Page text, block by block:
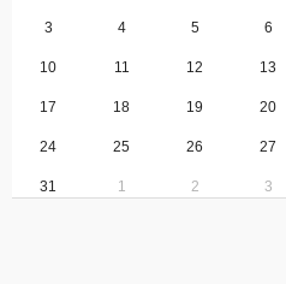
3 4 5 6
10 11 12 13
17 18 19 20
24 25 26 27
31 1 2 3